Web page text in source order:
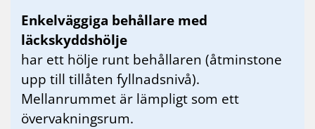
Enkelväggiga behållare med
läckskyddshölje
har ett hölje runt behållaren (åtminstone
upp till tillåten fyllnadsnivå).
Mellanrummet är lämpligt som ett
övervakningsrum.